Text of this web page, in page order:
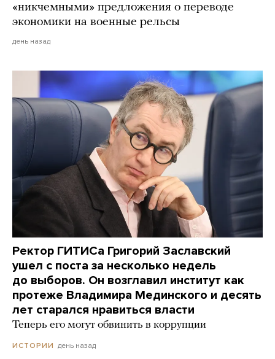
«никчемными» предложения о переводе
экономики на военные рельсы
день назад
Ректор ГИТИСа Григорий Заславский
ушел с поста за несколько недель
до выборов. Он возглавил институт как
протеже Владимира Мединского и десять
лет старался нравиться власти
Теперь его могут обвинить в коррупции
ИСТОРИИ день назад